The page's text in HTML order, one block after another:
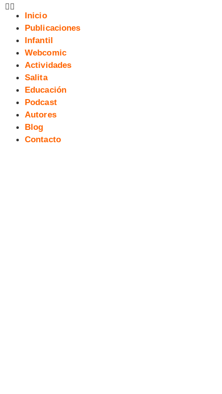
Inicio
Publicaciones
Infantil
Webcomic
Actividades
Salita
Educación
Podcast
Autores
Blog
Contacto